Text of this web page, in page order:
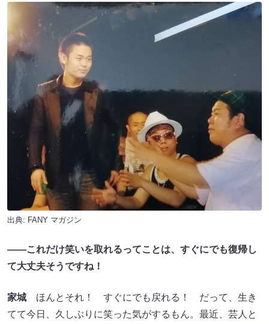
出典: FANY マガジン
――これだけ笑いを取れるってことは、すぐにでも復帰し
て大丈夫そうですね！
家城 ほんとそれ！ すぐにでも戻れる！ だって、生き
てて今日、久しぶりに笑った気がするもん。最近、芸人と